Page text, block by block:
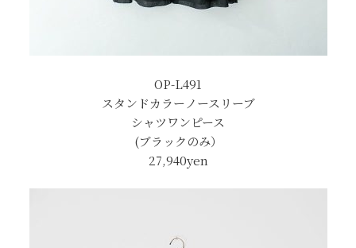
OP-L491
スタンドカラーノースリーブ
シャツワンピース
(ブラックのみ）
27,940yen